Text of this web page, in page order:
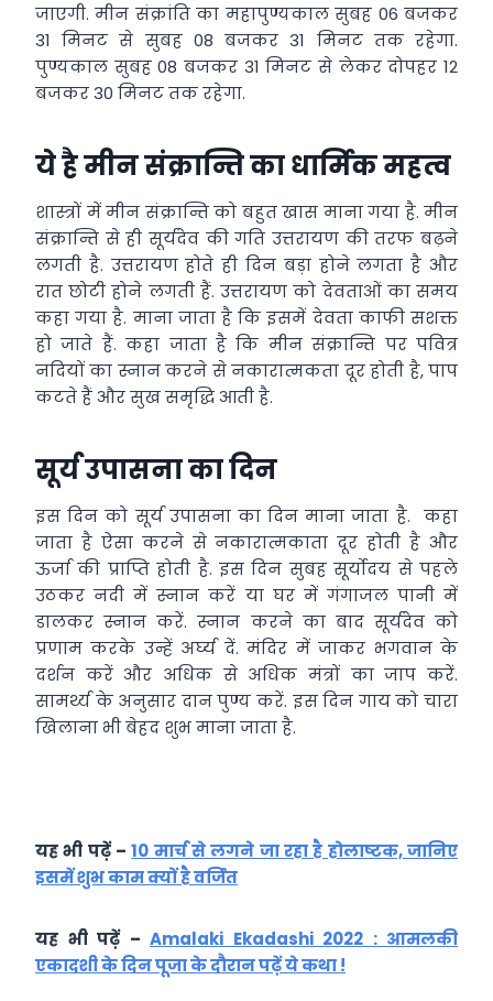
जाएगी. मीन संक्रांति का महापुण्यकाल सुबह 06 बजकर
31 मिनट से सुबह 08 बजकर 31 मिनट तक रहेगा.
पुण्यकाल सुबह 08 बजकर 31 मिनट से लेकर दोपहर 12
बजकर 30 मिनट तक रहेगा.
ये है मीन संक्रान्ति का धार्मिक महत्व
शास्त्रों में मीन संक्रान्ति को बहुत खास माना गया है. मीन
संक्रान्ति से ही सूर्यदेव की गति उत्तरायण की तरफ बढ़ने
लगती है. उत्तरायण होते ही दिन बड़ा होने लगता है और
रात छोटी होने लगती हैं. उत्तरायण को देवताओं का समय
कहा गया है. माना जाता है कि इसमें देवता काफी सशक्त
हो जाते हैं. कहा जाता है कि मीन संक्रान्ति पर पवित्र
नदियों का स्नान करने से नकारात्मकता दूर होती है, पाप
कटते हैं और सुख समृद्धि आती है.
सूर्य उपासना का दिन
इस दिन को सूर्य उपासना का दिन माना जाता है. कहा
जाता है ऐसा करने से नकारात्मकाता दूर होती है और
ऊर्जा की प्राप्ति होती है. इस दिन सुबह सूर्योदय से पहले
उठकर नदी में स्नान करें या घर में गंगाजल पानी में
डालकर स्नान करें. स्नान करने का बाद सूर्यदेव को
प्रणाम करके उन्हें अर्घ्य दें. मंदिर में जाकर भगवान के
दर्शन करें और अधिक से अधिक मंत्रों का जाप करें.
सामर्थ्य के अनुसार दान पुण्य करें. इस दिन गाय को चारा
खिलाना भी बेहद शुभ माना जाता है.
यह भी पढ़ें –10 मार्च से लगने जा रहा है होलाष्टक, जानिए
इसमें शुभ काम क्यों है वर्जित
यह भी पढ़ें – Amalaki Ekadashi 2022 : आमलकी
एकादशी के दिन पूजा के दौरान पढ़ें ये कथा !